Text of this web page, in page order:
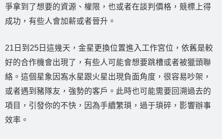
爭拿到了想要的資源、權限，也或者在談判價格，競標上得
成功，有些人會加薪或者晉升。
21日到25日這幾天，金星更換位置進入工作宮位，依舊是較
好的合作機會出現了，有些人可能會想要跳槽或者被獵頭聯
絡。這個星象因寪水星跟火星出現負面角度，很容易吵架，
或者遇到豬隊友，強勢的客戶。此時也可能需要回溯過去的
項目，引發你的不快，因為手續繁瑣，過于瑣碎，影響辦事
效率。